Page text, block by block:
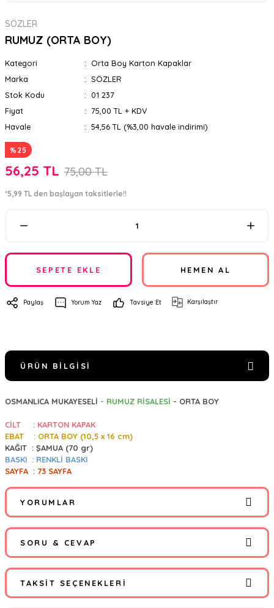
SÖZLER
RUMUZ (ORTA BOY)
Kategori
Orta Boy Karton Kapaklar
Marka
SÖZLER
Stok Kodu
01 237
Fiyat
75,00 TL + KDV
Havale
54,56 TL (%3,00 havale indirimi)
%25
56,25 TL 75,00 TL
*5,99 TL den başlayan taksitlerle!!
SEPETE EKLE HEMEN AL
Paylaş Yorum Yaz Tavsiye Et Karşılaştır
ÜRÜN BILGISI
OSMANLICA MUKAYESELİ - RUMUZ RİSALESİ - ORTA BOY
CİLT : KARTON KAPAK
EBAT : ORTA BOY (10,5 x 16 cm)
KAĞIT : ŞAMUA (70 gr)
BASKI : RENKLİ BASKI
SAYFA : 73 SAYFA
YORUMLAR
Bu ürüne ilk yorumu siz yapın!
Yorum Yaz
SORU & CEVAP
Açıklamada "Osmanlıca mukayeseli" yazıyor. Bir
kapaktan başlayınca Osmanlıca, diğer kapaktan
TAKSIT SEÇENEKLERI